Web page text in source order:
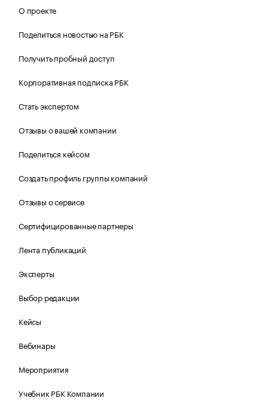
О проекте
Поделиться новостью на РБК
Получить пробный доступ
Корпоративная подписка РБК
Стать экспертом
Отзывы о вашей компании
Поделиться кейсом
Создать профиль группы компаний
Отзывы о сервисе
Сертифицированные партнеры
Лента публикаций
Эксперты
Выбор редакции
Кейсы
Вебинары
Мероприятия
Учебник РБК Компании